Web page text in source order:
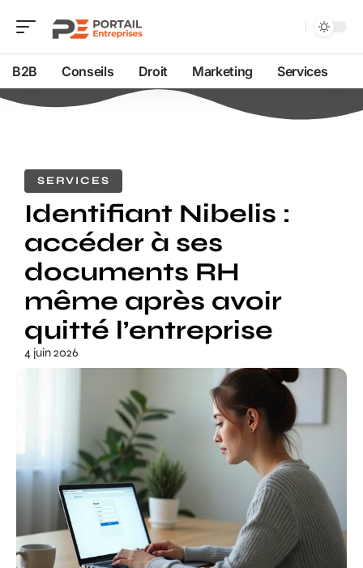
B2B Conseils Droit Marketing Services
SERVICES
Identifiant Nibelis :
accéder à ses
documents RH
même après avoir
quitté l’entreprise
4 juin 2026